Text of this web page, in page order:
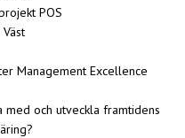
POS
Management Excellence
med och utveckla framtidens